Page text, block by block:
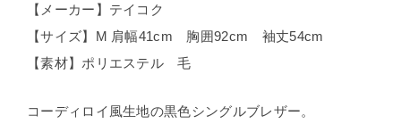
【メーカー】テイコク
【サイズ】M 肩幅41cm 胸囲92cm 袖丈54cm
【素材】ポリエステル 毛
コーディロイ風生地の黒色シングルブレザー。